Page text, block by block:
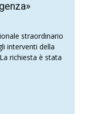
straordinario
interventi della
richiesta è stata